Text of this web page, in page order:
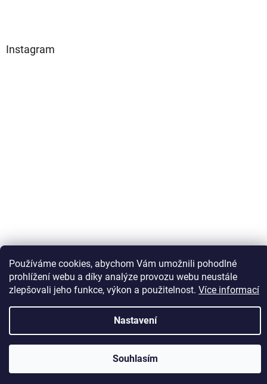
Používáme cookies, abychom Vám umožnili pohodlné
prohlížení webu a díky analýze provozu webu neustále
zlepšovali jeho funkce, výkon a použitelnost. Více informací
Nastavení
Souhlasím
Instagram
Sledovat na Instagramu
Copyright 2026Kaps comm. Všechna práva vyhrazena.